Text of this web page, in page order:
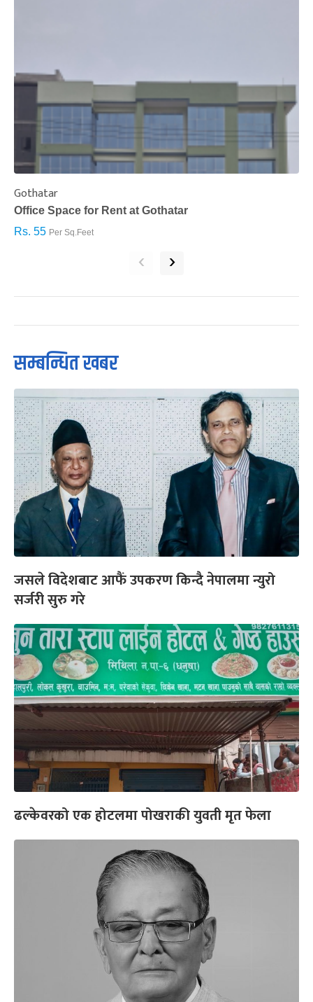
Gothatar
Office Space for Rent at Gothatar
Rs. 55 Per Sq.Feet
‹ ›
सम्बन्धित खबर
जसले विदेशबाट आफैं उपकरण किन्दै नेपालमा न्युरो
सर्जरी सुरु गरे
ढल्केवरको एक होटलमा पोखराकी युवती मृत फेला